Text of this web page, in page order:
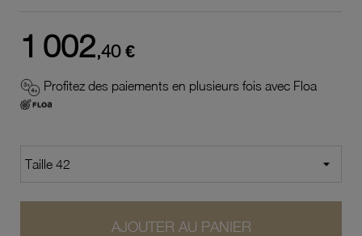
1 002,40 €
Profitez des paiements en plusieurs fois avec Floa
AJOUTER AU PANIER